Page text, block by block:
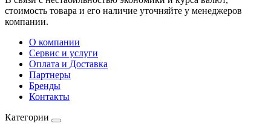
стоимость товара и его наличие уточняйте у менеджеров
компании.
О компании
Сервис и услуги
Оплата и Доставка
Партнеры
Бренды
Контакты
Категории